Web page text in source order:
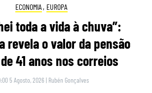
ECONOMIA , EUROPA
toda a vida à chuva”:
revela o valor da pensão
41 anos nos correios
5 Agosto, 2026 | Rubén Gonçalves